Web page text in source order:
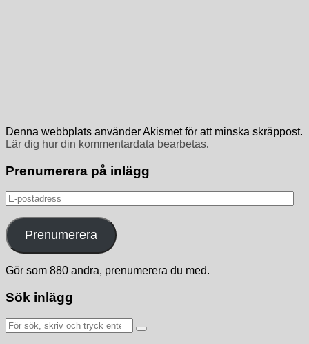
Denna webbplats använder Akismet för att minska skräppost.
Lär dig hur din kommentardata bearbetas.
Prenumerera på inlägg
E-
postadress
Prenumerera
Gör som 880 andra, prenumerera du med.
Sök inlägg
Sök
efter: